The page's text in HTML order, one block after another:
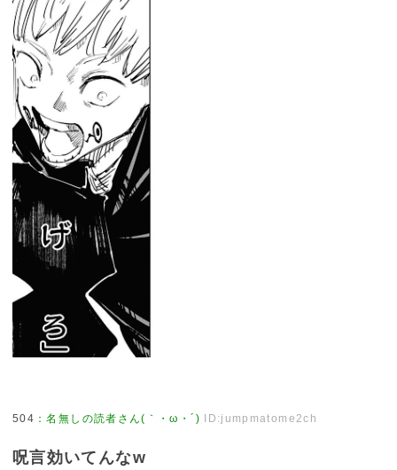
504 ：名無しの読者さん(｀・ω・´) ID:jumpmatome2ch
呪言効いてんなw